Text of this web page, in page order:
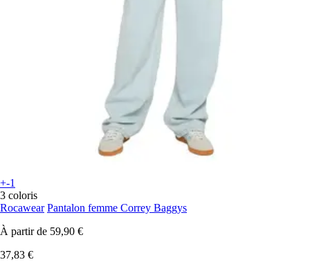
+-1
3 coloris
Rocawear Pantalon femme Correy Baggys
À partir de 59,90 €
37,83 €